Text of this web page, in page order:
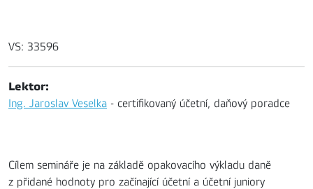
VS: 33596
Lektor:
Ing. Jaroslav Veselka - certifikovaný účetní, daňový poradce
Cílem semináře je na základě opakovacího výkladu daně
z přidané hodnoty pro začínající účetní a účetní juniory